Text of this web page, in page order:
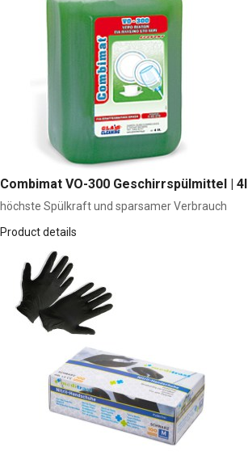
Combimat VO-300 Geschirrspülmittel | 4l
höchste Spülkraft und sparsamer Verbrauch
Product details